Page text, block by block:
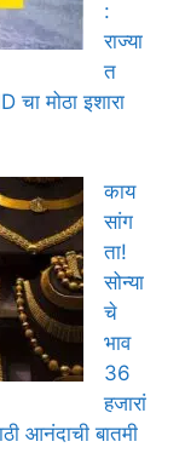
:
राज्या
त
चा मोठा इशारा
काय
सांग
ता!
सोन्या
चे
भाव
36
हजारां
आनंदाची बातमी